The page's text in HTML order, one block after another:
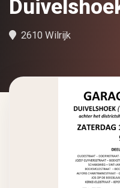
2610 Wilrijk